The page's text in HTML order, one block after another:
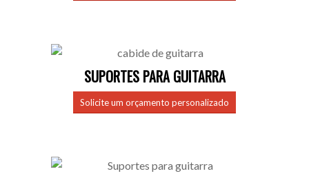
SUPORTES PARA GUITARRA
Solicite um orçamento personalizado